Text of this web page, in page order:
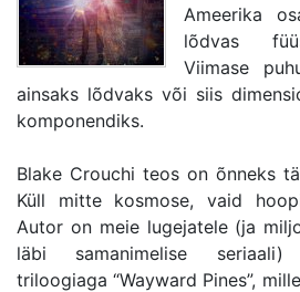
Ameerika
lõdvas
Viimase
ainsaks lõdvaks või siis
komponendiks.
Blake Crouchi teos on õnneks
Küll mitte kosmose, vaid
Autor on meie lugejatele (ja
läbi samanimelise
triloogiaga “Wayward Pines”,